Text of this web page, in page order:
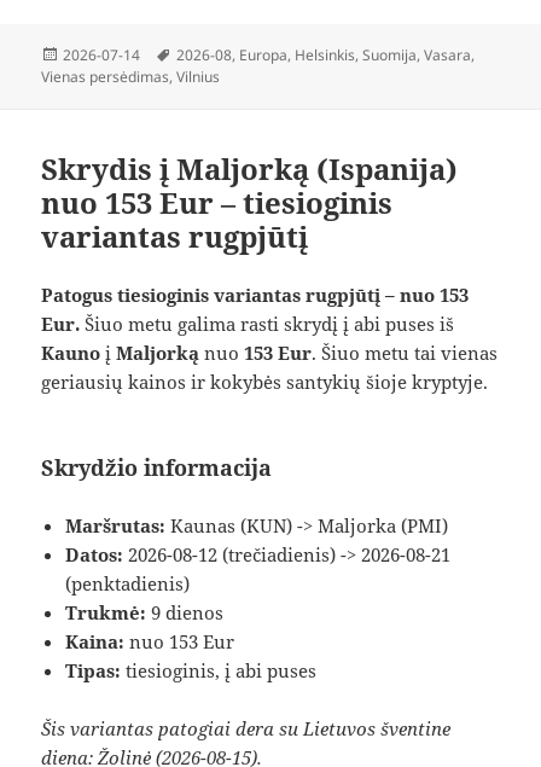
Paskelbta
2026-07-14 Žymos
2026-08, Europa, Helsinkis,Suomija,Vasara,
Vienas persėdimas,Vilnius
Skrydis į Maljorką (Ispanija)
nuo 153 Eur – tiesioginis
variantas rugpjūtį
Patogus tiesioginis variantas rugpjūtį – nuo 153
Eur. Šiuo metu galima rasti skrydį į abi puses iš
Kauno įMaljorką nuo153 Eur. Šiuo metu tai vienas
geriausių kainos ir kokybės santykių šioje kryptyje.
Skrydžio informacija
Maršrutas: Kaunas (KUN) -> Maljorka (PMI)
Datos: 2026-08-12 (trečiadienis) -> 2026-08-21
(penktadienis)
Trukmė: 9 dienos
Kaina: nuo 153 Eur
Tipas: tiesioginis, į abi puses
Šis variantas patogiai dera su Lietuvos šventine
diena: Žolinė (2026-08-15).